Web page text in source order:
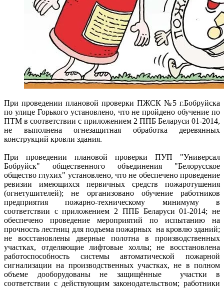
При проведении плановой проверки ПЖСК №5 г.Бобруйска
по улице Горького установлено, что не пройдено обучение по
ПТМ в соответствии с приложением 2 ППБ Беларуси 01-2014,
не выполнена огнезащитная обработка деревянных
конструкций кровли здания.
При проведении плановой проверки ПУП "Универсал
Бобруйск" общественного объединения "Белорусское
общество глухих" установлено, что не обеспечено проведение
ревизии имеющихся первичных средств пожаротушения
(огнетушителей); не организовано обучение работников
предприятия пожарно-техническому минимуму в
соответствии с приложением 2 ППБ Беларуси 01-2014; не
обеспечено проведение мероприятий по испытанию на
прочность лестниц для подъема пожарных на кровлю зданий;
не восстановлены дверные полотна в производственных
участках, отделяющие лифтовые холлы; не восстановлена
работоспособность системы автоматической пожарной
сигнализации на производственных участках, не в полном
объеме дооборудованы не защищённые участки в
соответствии с действующим законодательством; работники